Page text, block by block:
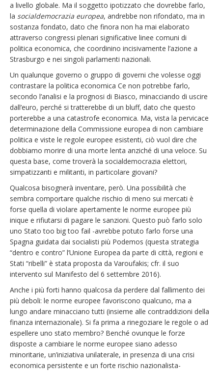
a livello globale. Ma il soggetto ipotizzato che dovrebbe farlo,
la socialdemocrazia europea, andrebbe non rifondato, ma in
sostanza fondato, dato che finora non ha mai elaborato
attraverso congressi plenari significative linee comuni di
politica economica, che coordinino incisivamente l’azione a
Strasburgo e nei singoli parlamenti nazionali.
Un qualunque governo o gruppo di governi che volesse oggi
contrastare la politica economica Ce non potrebbe farlo,
secondo l’analisi e la prognosi di Biasco, minacciando di uscire
dall’euro, perché si tratterebbe di un bluff, dato che questo
porterebbe a una catastrofe economica. Ma, vista la pervicace
determinazione della Commissione europea di non cambiare
politica e viste le regole europee esistenti, ciò vuol dire che
dobbiamo morire di una morte lenta anziché di una veloce. Su
questa base, come troverà la socialdemocrazia elettori,
simpatizzanti e militanti, in particolare giovani?
Qualcosa bisognerà inventare, però. Una possibilità che
sembra comportare qualche rischio di meno sui mercati è
forse quella di violare apertamente le norme europee più
inique e rifiutarsi di pagare le sanzioni. Questo può farlo solo
uno Stato too big too fail -avrebbe potuto farlo forse una
Spagna guidata dai socialisti più Podemos (questa strategia
“dentro e contro” l’Unione Europea da parte di città, regioni e
Stati “ribelli” è stata proposta da Varoufakis; cfr. il suo
intervento sul Manifesto del 6 settembre 2016).
Anche i più forti hanno qualcosa da perdere dal fallimento dei
più deboli: le norme europee favoriscono qualcuno, ma a
lungo andare minacciano tutti (insieme alle contraddizioni della
finanza internazionale). Si fa prima a rinegoziare le regole o ad
espellere uno stato membro? Benché ovunque le forze
disposte a cambiare le norme europee siano adesso
minoritarie, un’iniziativa unilaterale, in presenza di una crisi
economica persistente e un forte rischio nazionalista-